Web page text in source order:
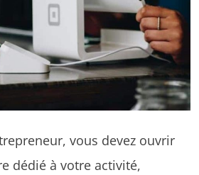
vous devez ouvrir
dédié à votre activité,